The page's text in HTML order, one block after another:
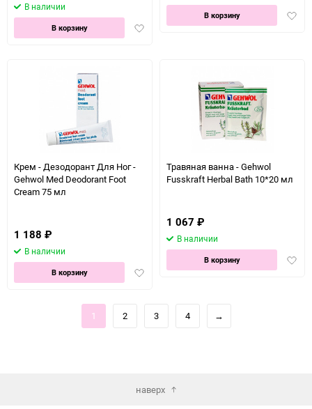
В наличии
Добавить
В корзину
В корзину
Крем - Дезодорант Для Ног -
Gehwol Med Deodorant Foot
Cream 75 мл
1 188 ₽
В наличии
Добавить
В корзину
Травяная ванна - Gehwol
Fusskraft Herbal Bath 10*20 мл
1 067 ₽
В наличии
В корзину
1 2 3 4 →
наверх